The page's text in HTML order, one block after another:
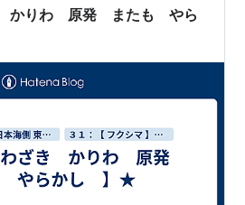
りわ 原発 またも やら